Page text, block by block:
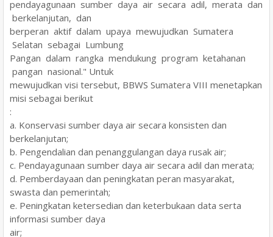
pendayagunaan sumber daya air secara adil, merata dan
berkelanjutan, dan
berperan aktif dalam upaya mewujudkan Sumatera
Selatan sebagai Lumbung
Pangan dalam rangka mendukung program ketahanan
pangan nasional." Untuk
mewujudkan visi tersebut, BBWS Sumatera VIII menetapkan
misi sebagai berikut
:
a. Konservasi sumber daya air secara konsisten dan
berkelanjutan;
b. Pengendalian dan penanggulangan daya rusak air;
c. Pendayagunaan sumber daya air secara adil dan merata;
d. Pemberdayaan dan peningkatan peran masyarakat,
swasta dan pemerintah;
e. Peningkatan ketersedian dan keterbukaan data serta
informasi sumber daya
air;